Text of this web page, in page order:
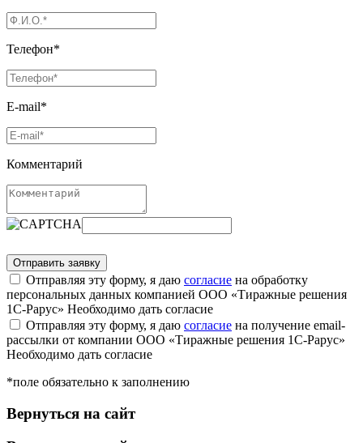
Телефон*
E-mail*
Комментарий
Отправляя эту форму, я даю согласие на обработку
персональных данных компанией ООО «Тиражные решения
1С-Рарус» Необходимо дать согласие
Отправляя эту форму, я даю согласие на получение email-
рассылки от компании ООО «Тиражные решения 1С-Рарус»
Необходимо дать согласие
*поле обязательно к заполнению
Вернуться на сайт